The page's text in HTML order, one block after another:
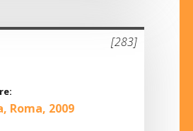
[283]
Roma, 2009